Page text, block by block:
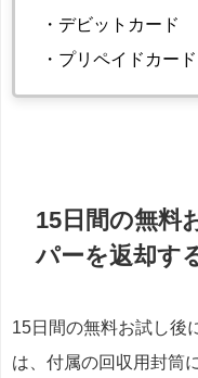
・デビットカード
・プリペイドカード
15日間の無料
パーを返却す
15日間の無料お試し後
は、付属の回収用封筒